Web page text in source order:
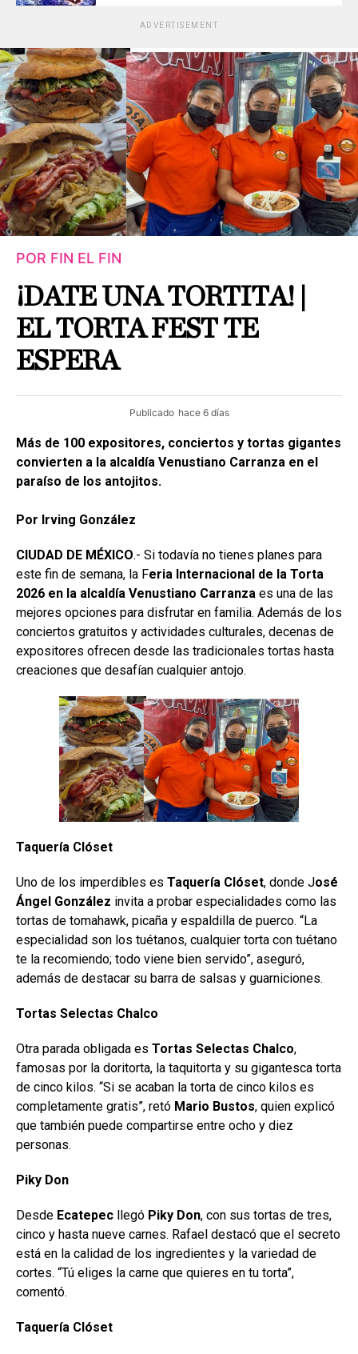
ADVERTISEMENT
POR FIN EL FIN
¡DATE UNA TORTITA! |
EL TORTA FEST TE
ESPERA
Publicado hace 6 días
Más de 100 expositores, conciertos y tortas gigantes
convierten a la alcaldía Venustiano Carranza en el
paraíso de los antojitos.
Por Irving González
CIUDAD DE MÉXICO.- Si todavía no tienes planes para
este fin de semana, la Feria Internacional de la Torta
2026 en la alcaldía Venustiano Carranza es una de las
mejores opciones para disfrutar en familia. Además de los
conciertos gratuitos y actividades culturales, decenas de
expositores ofrecen desde las tradicionales tortas hasta
creaciones que desafían cualquier antojo.
Taquería Clóset
Uno de los imperdibles es Taquería Clóset, donde José
Ángel González invita a probar especialidades como las
tortas de tomahawk, picaña y espaldilla de puerco. “La
especialidad son los tuétanos, cualquier torta con tuétano
te la recomiendo; todo viene bien servido”, aseguró,
además de destacar su barra de salsas y guarniciones.
Tortas Selectas Chalco
Otra parada obligada es Tortas Selectas Chalco,
famosas por la doritorta, la taquitorta y su gigantesca torta
de cinco kilos. “Si se acaban la torta de cinco kilos es
completamente gratis”, retó Mario Bustos, quien explicó
que también puede compartirse entre ocho y diez
personas.
Piky Don
Desde Ecatepec llegó Piky Don, con sus tortas de tres,
cinco y hasta nueve carnes. Rafael destacó que el secreto
está en la calidad de los ingredientes y la variedad de
cortes. “Tú eliges la carne que quieres en tu torta”,
comentó.
Taquería Clóset